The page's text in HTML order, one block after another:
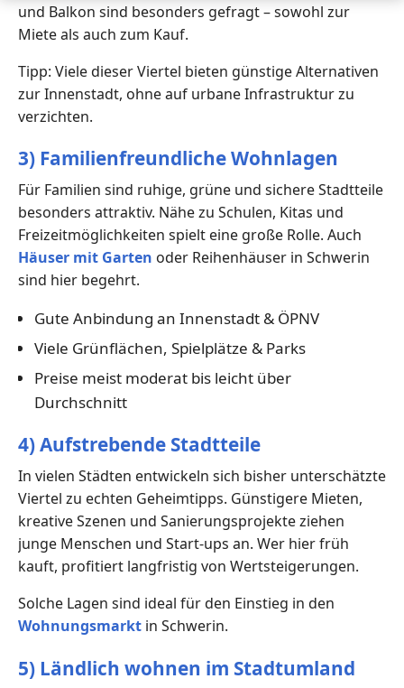
und Balkon sind besonders gefragt – sowohl zur
Miete als auch zum Kauf.
Tipp: Viele dieser Viertel bieten günstige Alternativen
zur Innenstadt, ohne auf urbane Infrastruktur zu
verzichten.
3) Familienfreundliche Wohnlagen
Für Familien sind ruhige, grüne und sichere Stadtteile
besonders attraktiv. Nähe zu Schulen, Kitas und
Freizeitmöglichkeiten spielt eine große Rolle. Auch
Häuser mit Garten oder Reihenhäuser in Schwerin
sind hier begehrt.
Gute Anbindung an Innenstadt & ÖPNV
Viele Grünflächen, Spielplätze & Parks
Preise meist moderat bis leicht über
Durchschnitt
4) Aufstrebende Stadtteile
In vielen Städten entwickeln sich bisher unterschätzte
Viertel zu echten Geheimtipps. Günstigere Mieten,
kreative Szenen und Sanierungsprojekte ziehen
junge Menschen und Start-ups an. Wer hier früh
kauft, profitiert langfristig von Wertsteigerungen.
Solche Lagen sind ideal für den Einstieg in den
Wohnungsmarkt in Schwerin.
5) Ländlich wohnen im Stadtumland